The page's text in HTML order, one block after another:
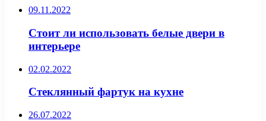
09.11.2022
Стоит ли использовать белые двери в
интерьере
02.02.2022
Стеклянный фартук на кухне
26.07.2022